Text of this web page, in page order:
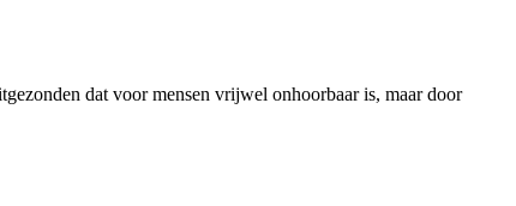
dat voor mensen vrijwel onhoorbaar is, maar door